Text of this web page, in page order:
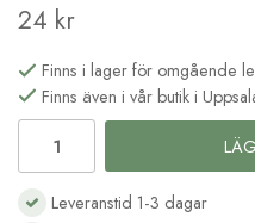
24 kr
Finns i lager för omgående
Finns även i vår butik i
Leveranstid 1-3 dagar